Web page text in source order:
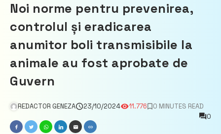
Noi norme pentru prevenirea,
controlul și eradicarea
anumitor boli transmisibile la
animale au fost aprobate de
Guvern
REDACTOR GENEZA 23/10/2024 11.776
0 MINUTES READ
0